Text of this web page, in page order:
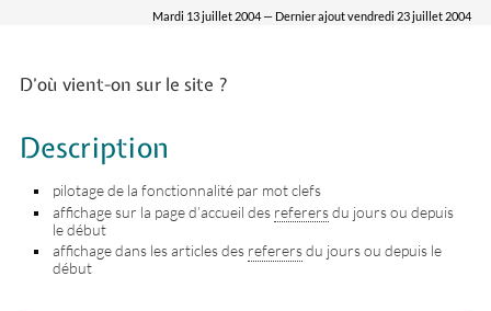
Mardi 13 juillet 2004 — Dernier ajout vendredi 23 juillet 2004
D’où vient-on sur le site ?
Description
pilotage de la fonctionnalité par mot clefs
affichage sur la page d’accueil des referersdu jours ou depuis
le début
affichage dans les articles des referersdu jours ou depuis le
début